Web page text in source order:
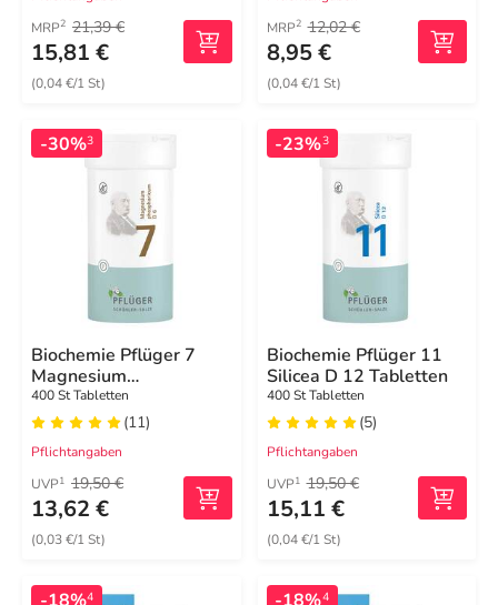
MRP2 21,39 €
15,81 €
(0,04 €/1 St)
MRP2 12,02 €
8,95 €
(0,04 €/1 St)
-30%3
Biochemie Pflüger 7
Magnesium
phosphoricum D 6
Tabletten
400 St Tabletten
(11)
Pflichtangaben
UVP1 19,50 €
13,62 €
(0,03 €/1 St)
-23%3
Biochemie Pflüger 11
Silicea D 12 Tabletten
400 St Tabletten
(5)
Pflichtangaben
UVP1 19,50 €
15,11 €
(0,04 €/1 St)
4 4